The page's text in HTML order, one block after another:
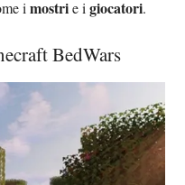
imostrie igiocatori.
BedWars